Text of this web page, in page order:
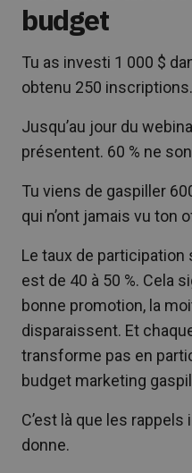
budget
Tu as investi 1 000 $
obtenu 250
Jusqu’au jour du
présentent. 60 % ne
Tu viens de gaspiller
qui n’ont jamais vu ton
Le taux de participation
est de 40 à 50 %. Cela
bonne promotion, la
disparaissent. Et
transforme pas en
budget marketing
C’est là que les
donne.